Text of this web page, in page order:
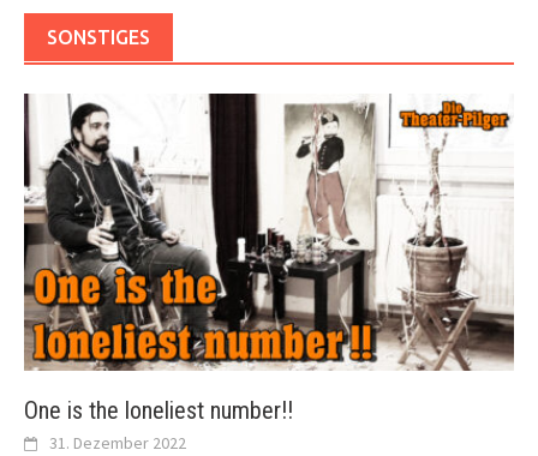
SONSTIGES
One is the loneliest number!!
31. Dezember 2022